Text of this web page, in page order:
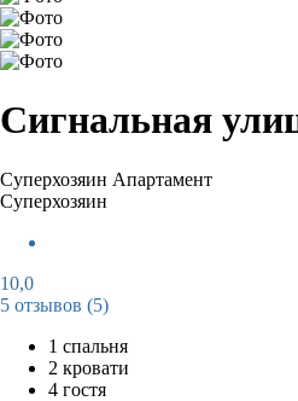
Сигнальная
Суперхозяин Апартамент
Суперхозяин
10,0
5 отзывов (5)
1 спальня
2 кровати
4 гостя